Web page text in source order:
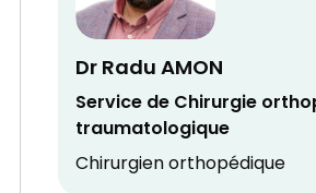
Dr Radu AMON
Service de Chirurgie
traumatologique
Chirurgien orthopédique